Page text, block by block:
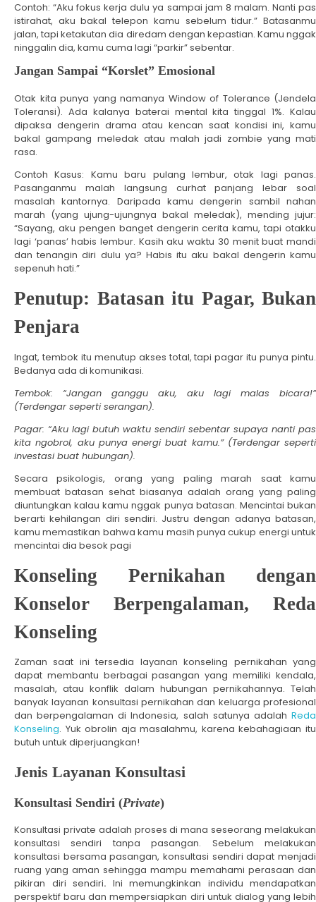
Contoh: “Aku fokus kerja dulu ya sampai jam 8 malam. Nanti pas
istirahat, aku bakal telepon kamu sebelum tidur.” Batasanmu
jalan, tapi ketakutan dia diredam dengan kepastian. Kamu nggak
ninggalin dia, kamu cuma lagi “parkir” sebentar.
Jangan Sampai “Korslet” Emosional
Otak kita punya yang namanya Window of Tolerance (Jendela
Toleransi). Ada kalanya baterai mental kita tinggal 1%. Kalau
dipaksa dengerin drama atau kencan saat kondisi ini, kamu
bakal gampang meledak atau malah jadi zombie yang mati
rasa.
Contoh Kasus: Kamu baru pulang lembur, otak lagi panas.
Pasanganmu malah langsung curhat panjang lebar soal
masalah kantornya. Daripada kamu dengerin sambil nahan
marah (yang ujung-ujungnya bakal meledak), mending jujur:
“Sayang, aku pengen banget dengerin cerita kamu, tapi otakku
lagi ‘panas’ habis lembur. Kasih aku waktu 30 menit buat mandi
dan tenangin diri dulu ya? Habis itu aku bakal dengerin kamu
sepenuh hati.”
Penutup: Batasan itu Pagar, Bukan
Penjara
Ingat, tembok itu menutup akses total, tapi pagar itu punya pintu.
Bedanya ada di komunikasi.
Tembok: “Jangan ganggu aku, aku lagi malas bicara!”
(Terdengar seperti serangan).
Pagar: “Aku lagi butuh waktu sendiri sebentar supaya nanti pas
kita ngobrol, aku punya energi buat kamu.” (Terdengar seperti
investasi buat hubungan).
Secara psikologis, orang yang paling marah saat kamu
membuat batasan sehat biasanya adalah orang yang paling
diuntungkan kalau kamu nggak punya batasan. Mencintai bukan
berarti kehilangan diri sendiri. Justru dengan adanya batasan,
kamu memastikan bahwa kamu masih punya cukup energi untuk
mencintai dia besok pagi
Konseling Pernikahan dengan
Konselor Berpengalaman, Reda
Konseling
Zaman saat ini tersedia layanan konseling pernikahan yang
dapat membantu berbagai pasangan yang memiliki kendala,
masalah, atau konflik dalam hubungan pernikahannya. Telah
banyak layanan konsultasi pernikahan dan keluarga profesional
dan berpengalaman di Indonesia, salah satunya adalah Reda
Konseling. Yuk obrolin aja masalahmu, karena kebahagiaan itu
butuh untuk diperjuangkan!
Jenis Layanan Konsultasi
Konsultasi Sendiri (Private)
Konsultasi private adalah proses di mana seseorang melakukan
konsultasi sendiri tanpa pasangan. Sebelum melakukan
konsultasi bersama pasangan, konsultasi sendiri dapat menjadi
ruang yang aman sehingga mampu memahami perasaan dan
pikiran diri sendiri. Ini memungkinkan individu mendapatkan
perspektif baru dan mempersiapkan diri untuk dialog yang lebih